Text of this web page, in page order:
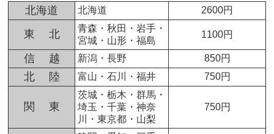
北海道 北海道 2600円
東 北
青森・秋田・岩手・
宮城・山形・福島
1100円
信 越 新潟・長野 850円
北 陸 富山・石川・福井 750円
関 東
茨城・栃木・群馬・
埼玉・千葉・神奈
川・東京都・山梨
750円